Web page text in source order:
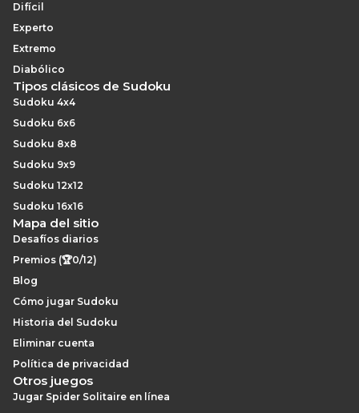
Difícil
Experto
Extremo
Diabólico
Tipos clásicos de Sudoku
Sudoku 4x4
Sudoku 6x6
Sudoku 8x8
Sudoku 9x9
Sudoku 12x12
Sudoku 16x16
Mapa del sitio
Desafíos diarios
Premios (🏆0/12)
Blog
Cómo jugar Sudoku
Historia del Sudoku
Eliminar cuenta
Política de privacidad
Otros juegos
Jugar Spider Solitaire en línea